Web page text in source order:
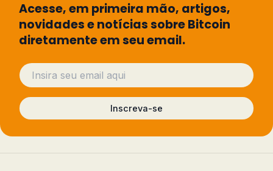
Acesse, em primeira mão, artigos,
novidades e notícias sobre Bitcoin
diretamente em seu email.
Inscreva-se